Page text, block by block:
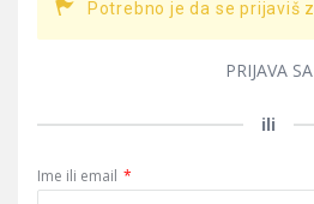
Potrebno je da se prijaviš
PRIJAVA SA
ili
Ime ili email *